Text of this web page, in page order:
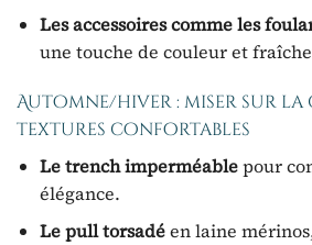
Les accessoires comme les
une touche de couleur et
Automne/hiver : miser sur
textures confortables
Le trench imperméablepour
élégance.
Le pull torsadéen laine